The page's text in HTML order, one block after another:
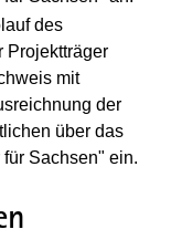
des
Projektträger
mit
der
über das
Sachsen" ein.